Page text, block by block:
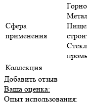
Сфера
применения
Коллекция
Добавить отзыв
Ваша оценка:
Опыт использования: